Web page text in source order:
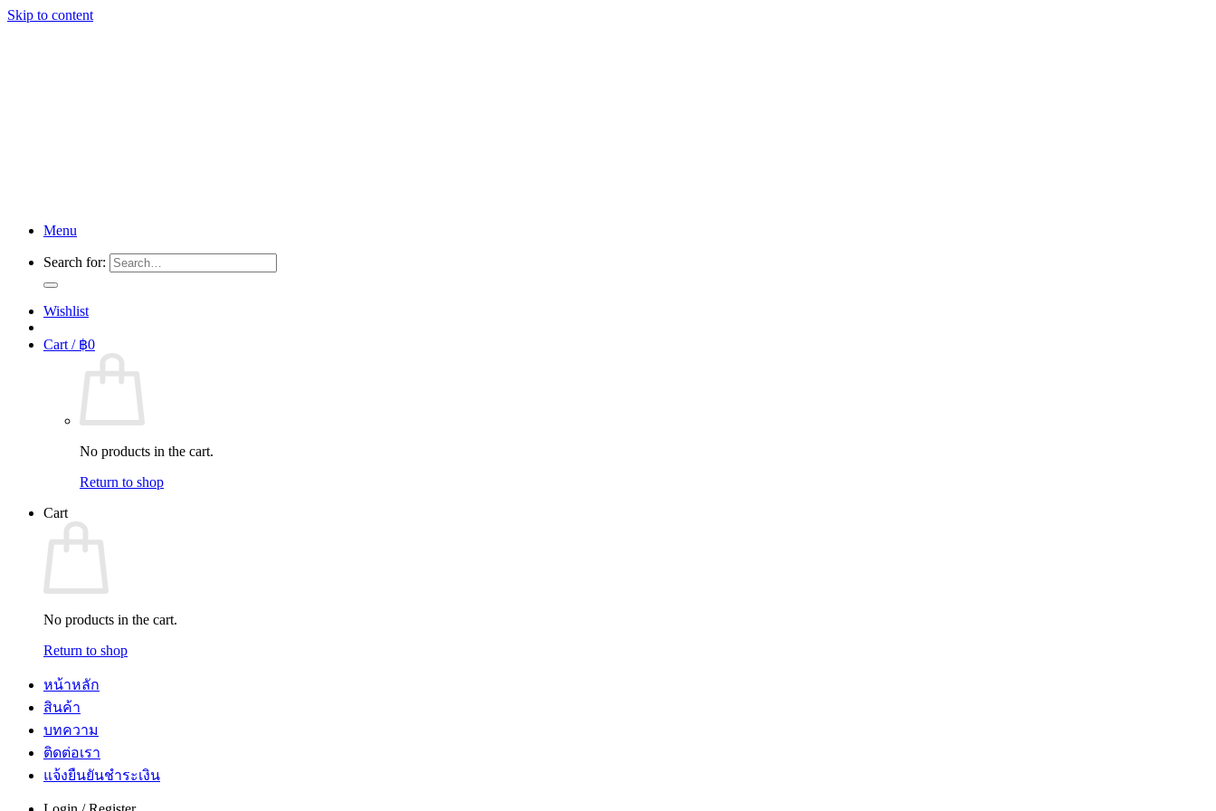
Skip to content
Menu
Search for:
Wishlist
Cart / ฿0
No products in the cart.
Return to shop
Cart
No products in the cart.
Return to shop
หน้าหลัก
สินค้า
บทความ
ติดต่อเรา
แจ้งยืนยันชำระเงิน